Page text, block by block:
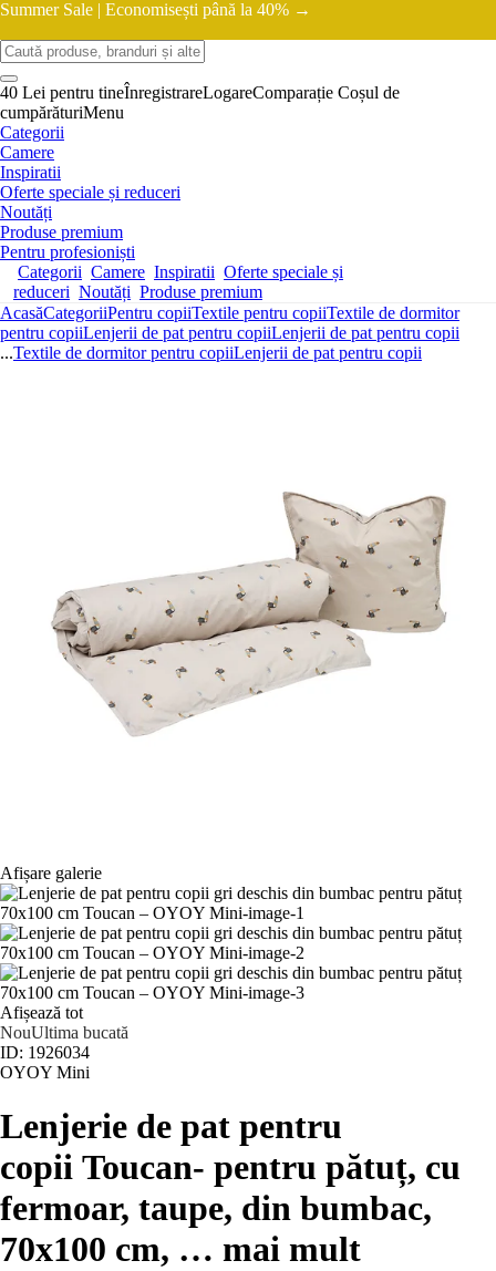
Summer Sale | Economisești până la 40% →
40 Lei pentru tineÎnregistrareLogareComparație Coșul de
cumpărăturiMenu
Categorii
Camere
Inspiratii
Oferte speciale și reduceri
Noutăți
Produse premium
Pentru profesioniști
Categorii Camere Inspiratii Oferte speciale și
reduceri Noutăți Produse premium
AcasăCategoriiPentru copiiTextile pentru copiiTextile de dormitor
pentru copiiLenjerii de pat pentru copiiLenjerii de pat pentru copii
...Textile de dormitor pentru copiiLenjerii de pat pentru copii
Afișare galerie
Afișează tot
NouUltima bucată
ID: 1926034
OYOY Mini
Lenjerie de pat pentru
copii Toucan- pentru pătuț, cu
fermoar, taupe, din bumbac,
70x100 cm, … mai mult